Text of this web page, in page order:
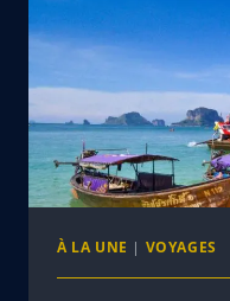
À LA UNE | VOYAGES